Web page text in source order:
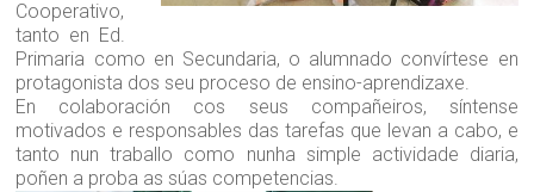
Cooperativo,
tanto en Ed.
Primaria como en Secundaria, o alumnado convírtese en
protagonista dos seu proceso de ensino-aprendizaxe.
En colaboración cos seus compañeiros, síntense
motivados e responsables das tarefas que levan a cabo, e
tanto nun traballo como nunha simple actividade diaria,
poñen a proba as súas competencias.